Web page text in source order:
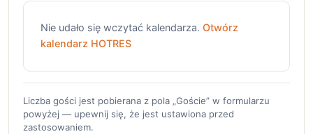
Nie udało się wczytać kalendarza. Otwórz
kalendarz HOTRES
Liczba gości jest pobierana z pola „Goście” w formularzu
powyżej — upewnij się, że jest ustawiona przed
zastosowaniem.